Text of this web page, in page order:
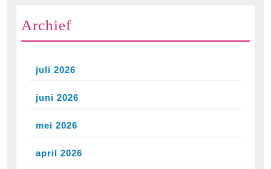
Archief
juli 2026
juni 2026
mei 2026
april 2026